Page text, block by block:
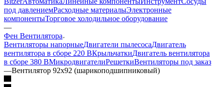
под давлениемРасходные материалыЭлектронные
компонентыТорговое холодильное оборудование
—
Фен Вентилятора
Вентиляторы напорныеДвигатели пылесосаДвигатель
вентилятора в сборе 220 ВКрыльчаткиДвигатель вентилятора
в сборе 380 ВМикродвигателиРешеткиВентиляторы под заказ
—Вентилятор 92x92 (шарикоподшипниковый)